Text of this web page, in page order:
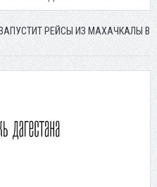
ЗАПУСТИТ РЕЙСЫ ИЗ МАХАЧКАЛЫ В